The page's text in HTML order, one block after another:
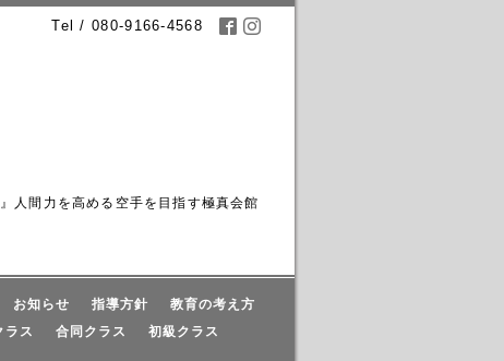
Tel / 080-9166-4568
人間力を高める空手を目指す極真会館
お知らせ 指導方針
教育の考え方
ラス 合同クラス
初級クラス